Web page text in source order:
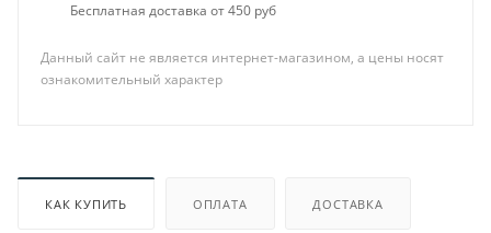
Бесплатная доставка от 450 руб
Данный сайт не является интернет-магазином, а цены носят
ознакомительный характер
КАК КУПИТЬ ОПЛАТА ДОСТАВКА